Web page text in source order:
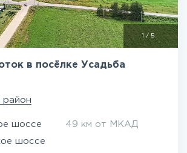
1 / 5
в посёлке Усадьба
район
шоссе 49 км от МКАД
шоссе